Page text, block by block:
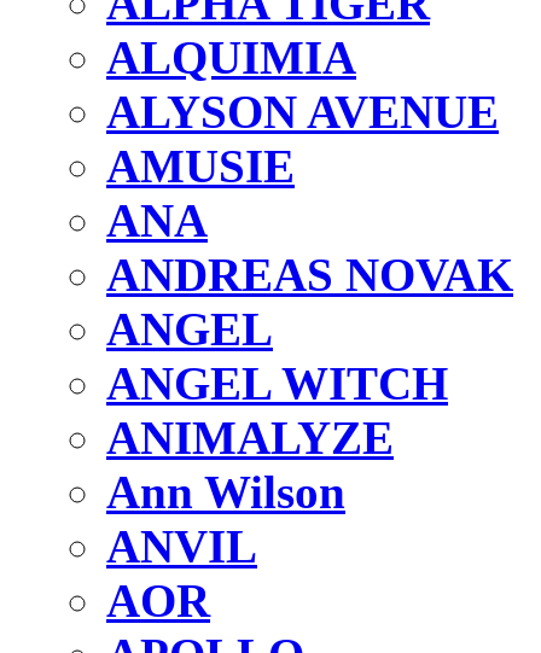
ALQUIMIA
ALYSON AVENUE
AMUSIE
ANA
ANDREAS NOVAK
ANGEL
ANGEL WITCH
ANIMALYZE
Ann Wilson
ANVIL
AOR